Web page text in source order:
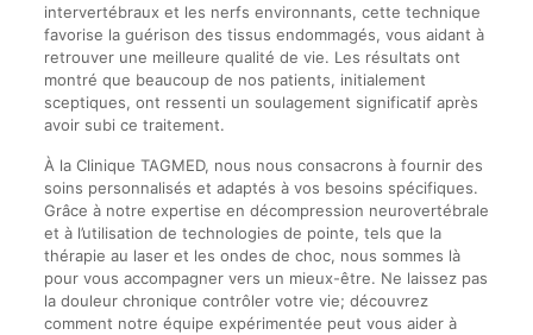
intervertébraux et les nerfs environnants, cette technique
favorise la guérison des tissus endommagés, vous aidant à
retrouver une meilleure qualité de vie. Les résultats ont
montré que beaucoup de nos patients, initialement
sceptiques, ont ressenti un soulagement significatif après
avoir subi ce traitement.
À la Clinique TAGMED, nous nous consacrons à fournir des
soins personnalisés et adaptés à vos besoins spécifiques.
Grâce à notre expertise en décompression neurovertébrale
et à l’utilisation de technologies de pointe, tels que la
thérapie au laser et les ondes de choc, nous sommes là
pour vous accompagner vers un mieux-être. Ne laissez pas
la douleur chronique contrôler votre vie; découvrez
comment notre équipe expérimentée peut vous aider à